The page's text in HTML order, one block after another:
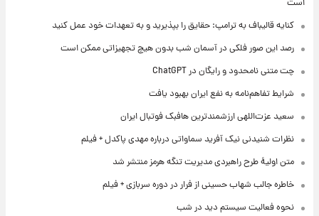
است
کنایه قالیباف به ترامپ: حقایق را بپذیرید و به تعهدات خود عمل کنید
رصد این صور فلکی در آسمان شب بدون هیچ تجهیزاتی ممکن است
چت متنی نامحدود و رایگان در ChatGPT
شرایط تفاهم‌نامه به نفع ایران بهبود یافت
سعید عزت‌اللهی ارزشمندترین هافبک فوتبال ایران
نظرات شنیدنی نیک آفرید سماواتی درباره مهدی پاکدل + فیلم
متن اولیۀ طرح راهبردی مدیریت تنگه هرمز منتشر شد
خاطره جالب شهاب حسینی از فرار در دوره سربازی + فیلم
نحوه فعالیت سیستم دید در شب